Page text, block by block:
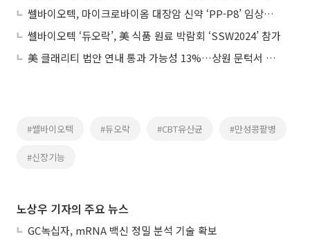
쎌바이오텍, 마이크로바이옴 대장암 신약 ‘PP-P8’ 임상시험 개시
쎌바이오텍 ‘듀오락’, 美 식품 원료 박람회 ‘SSW2024’ 참가
美 클래리티 법안 연내 통과 가능성 13%…상원 문턱서 제동
#쎌바이오텍 #듀오락 #CBT유산균 #만성콩팥병
#신장기능
노상우 기자의 주요 뉴스
GC녹십자, mRNA 백신 정밀 분석 기술 확보